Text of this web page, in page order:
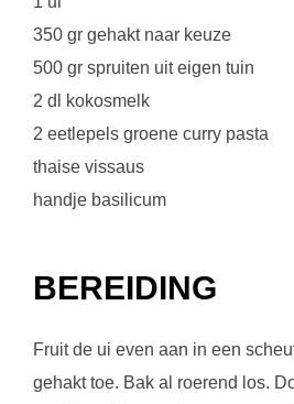
350 gr gehakt naar keuze
500 gr spruiten uit eigen tuin
2 dl kokosmelk
2 eetlepels groene curry pasta
thaise vissaus
handje basilicum
BEREIDING
Fruit de ui even aan in een
gehakt toe. Bak al roerend los.